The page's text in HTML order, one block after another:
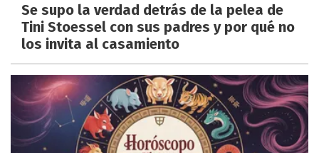
Se supo la verdad detrás de la pelea de
Tini Stoessel con sus padres y por qué no
los invita al casamiento